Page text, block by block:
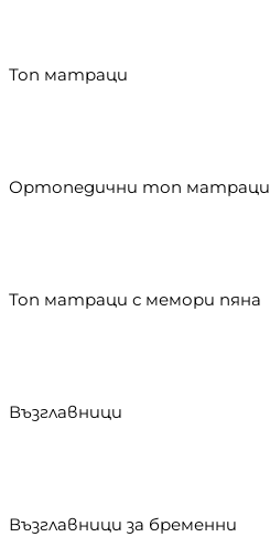
Топ матраци
Ортопедични топ матраци
Топ матраци с мемори пяна
Възглавници
Възглавници за бременни